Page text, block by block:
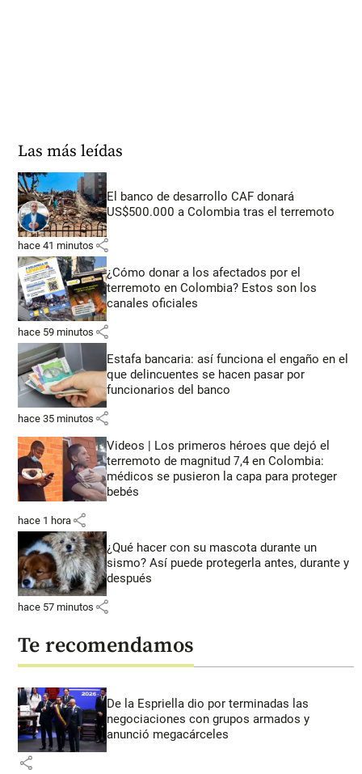
Las más leídas
El banco de desarrollo CAF donará
US$500.000 a Colombia tras el terremoto
hace 41 minutos share
¿Cómo donar a los afectados por el
terremoto en Colombia? Estos son los
canales oficiales
hace 59 minutos share
Estafa bancaria: así funciona el engaño en el
que delincuentes se hacen pasar por
funcionarios del banco
hace 35 minutos share
Videos | Los primeros héroes que dejó el
terremoto de magnitud 7,4 en Colombia:
médicos se pusieron la capa para proteger
bebés
hace 1 hora share
¿Qué hacer con su mascota durante un
sismo? Así puede protegerla antes, durante y
después
hace 57 minutos share
Te recomendamos
De la Espriella dio por terminadas las
negociaciones con grupos armados y
anunció megacárceles
share